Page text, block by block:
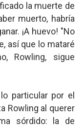
la muerte de
muerto, habría
¡A huevo! "No
así que lo mataré
Rowling, sigue
particular por el
Rowling al querer
sórdido: la de